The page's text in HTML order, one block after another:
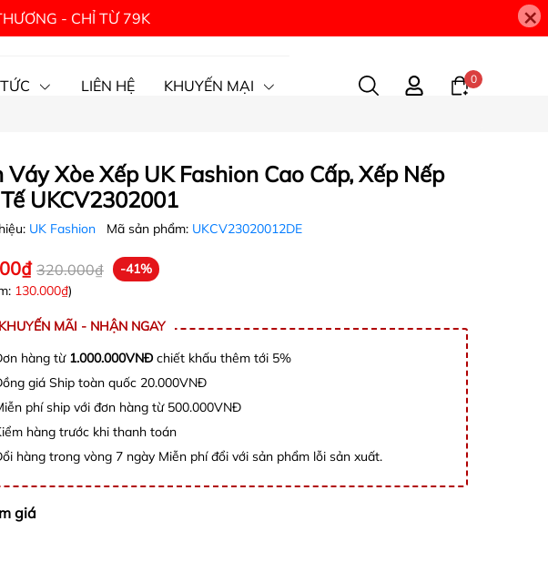
- CHỈ TỪ 79K ×
LIÊN HỆ KHUYẾN MẠI 0
Váy Xòe Xếp UK Fashion Cao Cấp, Xếp Nếp
UKCV2302001
UK Fashion Mã sản phẩm: UKCV23020012DE
320.000₫
-41%
130.000₫)
KHUYẾN MÃI - NHẬN NGAY
hàng từ 1.000.000VNĐchiết khấu thêm tới 5%
giá Ship toàn quốc 20.000VNĐ
phí ship với đơn hàng từ 500.000VNĐ
hàng trước khi thanh toán
hàng trong vòng 7 ngày Miễn phí đổi với sản phẩm lỗi sản xuất.
giá